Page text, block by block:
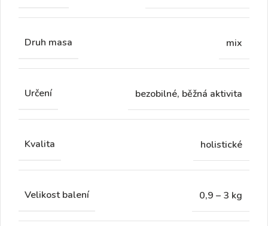
Druh masa mix
Určení bezobilné, běžná aktivita
Kvalita holistické
Velikost balení 0,9 – 3 kg